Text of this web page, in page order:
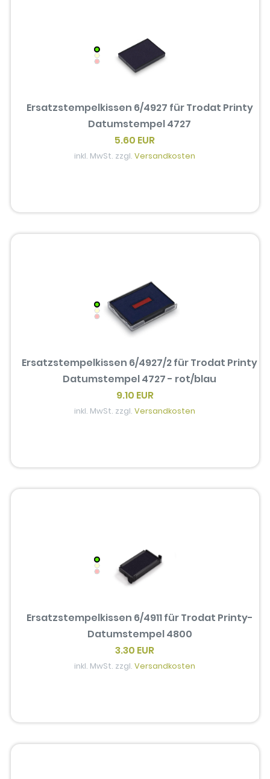
Ersatzstempelkissen 6/4927 für Trodat Printy
Datumstempel 4727
5.60 EUR
inkl. MwSt. zzgl.Versandkosten
Ersatzstempelkissen 6/4927/2 für Trodat Printy
Datumstempel 4727 - rot/blau
9.10 EUR
inkl. MwSt. zzgl.Versandkosten
Ersatzstempelkissen 6/4911 für Trodat Printy-
Datumstempel 4800
3.30 EUR
inkl. MwSt. zzgl.Versandkosten